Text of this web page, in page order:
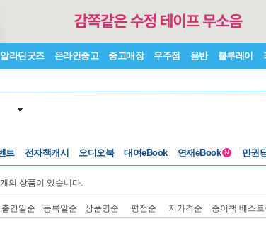
알라딘굿즈 온라인중고 중고매장 우주점 음반 블루레이
트 전자책캐시 오디오북 대여eBook 연재eBook N 만권
개의 상품이 있습니다.
출간일순 등록일순 상품명순 평점순 저가격순 종이책 베스